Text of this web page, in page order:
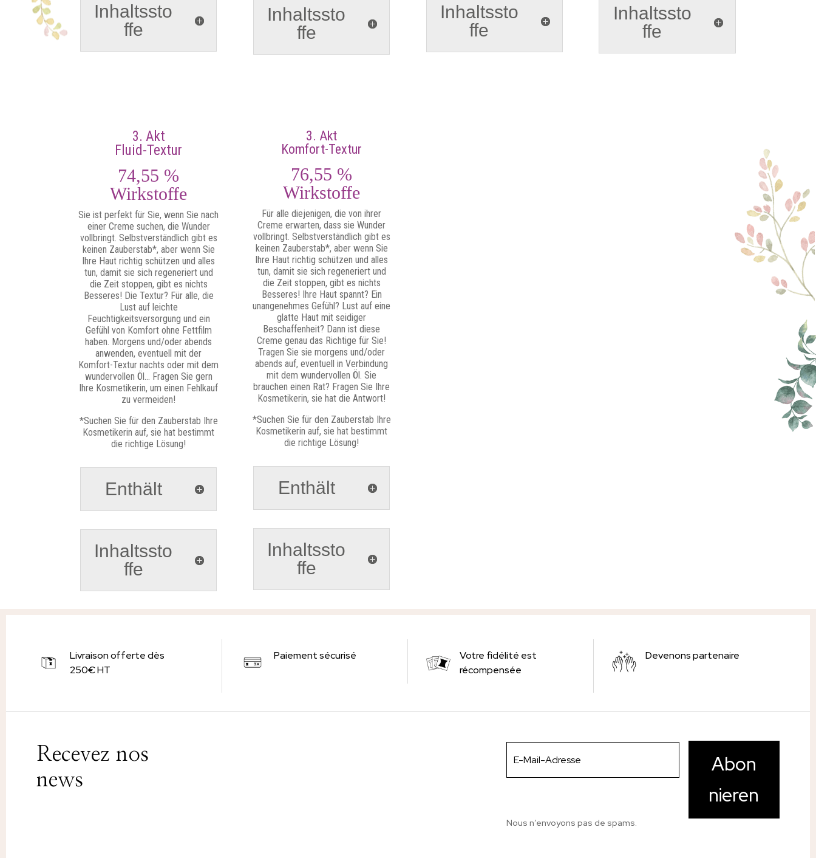
Inhaltssto
ffe
Inhaltssto
ffe
Inhaltssto
ffe
Inhaltssto
ffe
3. Akt
Fluid-Textur
74,55 %
Wirkstoffe
Sie ist perfekt für Sie, wenn Sie nach
einer Creme suchen, die Wunder
vollbringt. Selbstverständlich gibt es
keinen Zauberstab*, aber wenn Sie
Ihre Haut richtig schützen und alles
tun, damit sie sich regeneriert und
die Zeit stoppen, gibt es nichts
Besseres! Die Textur? Für alle, die
Lust auf leichte
Feuchtigkeitsversorgung und ein
Gefühl von Komfort ohne Fettfilm
haben. Morgens und/oder abends
anwenden, eventuell mit der
Komfort-Textur nachts oder mit dem
wundervollen Öl… Fragen Sie gern
Ihre Kosmetikerin, um einen Fehlkauf
zu vermeiden!
*Suchen Sie für den Zauberstab Ihre
Kosmetikerin auf, sie hat bestimmt
die richtige Lösung!
Enthält
Inhaltssto
ffe
3. Akt
Komfort-Textur
76,55 %
Wirkstoffe
Für alle diejenigen, die von ihrer
Creme erwarten, dass sie Wunder
vollbringt. Selbstverständlich gibt es
keinen Zauberstab*, aber wenn Sie
Ihre Haut richtig schützen und alles
tun, damit sie sich regeneriert und
die Zeit stoppen, gibt es nichts
Besseres! Ihre Haut spannt? Ein
unangenehmes Gefühl? Lust auf eine
glatte Haut mit seidiger
Beschaffenheit? Dann ist diese
Creme genau das Richtige für Sie!
Tragen Sie sie morgens und/oder
abends auf, eventuell in Verbindung
mit dem wundervollen Öl. Sie
brauchen einen Rat? Fragen Sie Ihre
Kosmetikerin, sie hat die Antwort!
*Suchen Sie für den Zauberstab Ihre
Kosmetikerin auf, sie hat bestimmt
die richtige Lösung!
Enthält
Inhaltssto
ffe
Livraison offerte dès
250€ HT
Paiement sécurisé
Votre fidélité est
récompensée
Devenons partenaire
Recevez nos
news
Abon
nieren
Nous n’envoyons pas de spams.